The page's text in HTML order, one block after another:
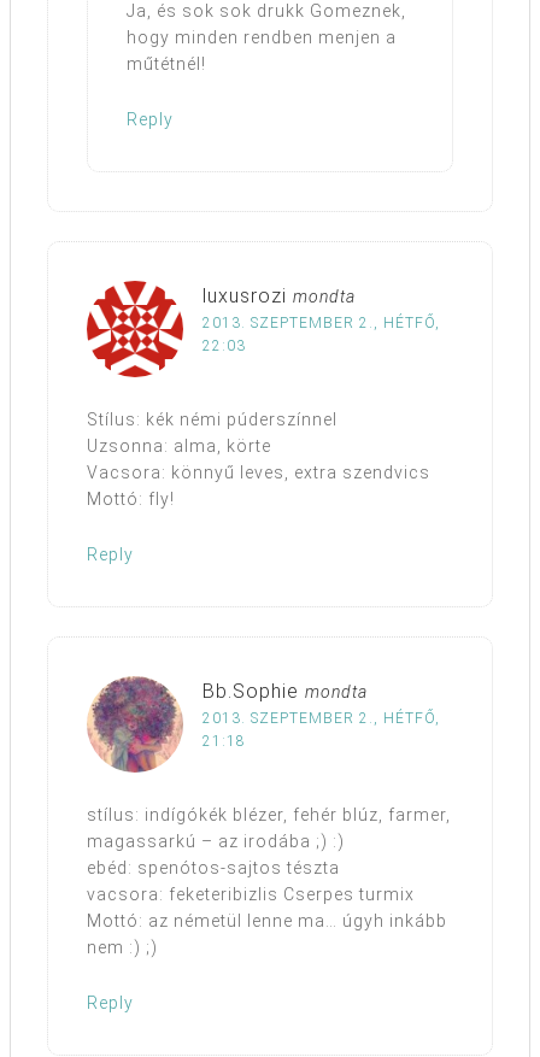
Ja, és sok sok drukk Gomeznek,
hogy minden rendben menjen a
műtétnél!
Reply
luxusrozi mondta
2013. SZEPTEMBER 2., HÉTFŐ,
22:03
Stílus: kék némi púderszínnel
Uzsonna: alma, körte
Vacsora: könnyű leves, extra szendvics
Mottó: fly!
Reply
Bb.Sophie mondta
2013. SZEPTEMBER 2., HÉTFŐ,
21:18
stílus: indígókék blézer, fehér blúz, farmer,
magassarkú – az irodába ;) :)
ebéd: spenótos-sajtos tészta
vacsora: feketeribizlis Cserpes turmix
Mottó: az németül lenne ma… úgyh inkább
nem :) ;)
Reply